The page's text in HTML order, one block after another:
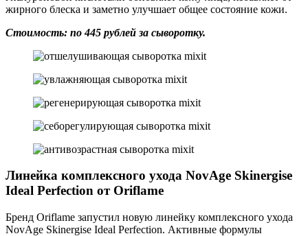
жирного блеска и заметно улучшает общее состояние кожи.
Стоимость: по 445 рублей за сыворотку.
Линейка комплексного ухода NovAge Skinergise
Ideal Perfection от Oriflame
Бренд Oriflame запустил новую линейку комплексного ухода
NovAge Skinergise Ideal Perfection. Активные формулы